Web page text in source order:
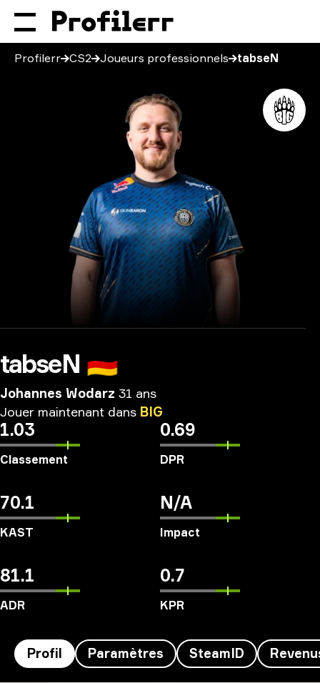
Profilerr CS2 Joueurs professionnels tabseN
tabseN 🇩🇪
Johannes Wodarz 31 ans
Jouer maintenant dans BIG
1.03
Classement
0.69
DPR
70.1
KAST
N/A
Impact
81.1
ADR
0.7
KPR
Profil Paramètres SteamID